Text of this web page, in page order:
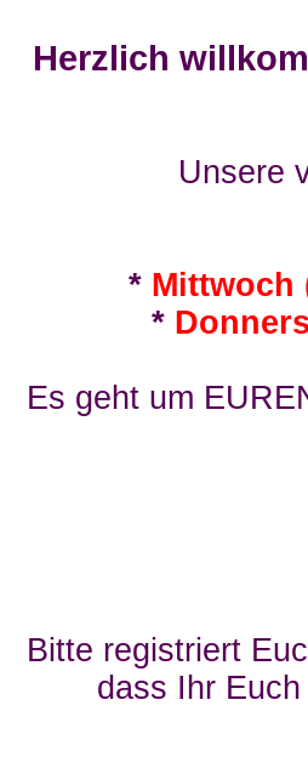
Herzlich
Unsere
* Mittwoch
*
Es geht um
Bitte registriert
dass Ihr